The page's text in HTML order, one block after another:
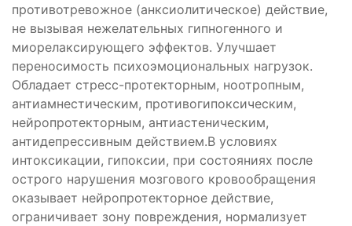
противотревожное (анксиолитическое) действие,
не вызывая нежелательных гипногенного и
миорелаксирующего эффектов. Улучшает
переносимость психоэмоциональных нагрузок.
Обладает стресс-протекторным, ноотропным,
антиамнестическим, противогипоксическим,
нейропротекторным, антиастеническим,
антидепрессивным действием.В условиях
интоксикации, гипоксии, при состояниях после
острого нарушения мозгового кровообращения
оказывает нейропротекторное действие,
ограничивает зону повреждения, нормализует